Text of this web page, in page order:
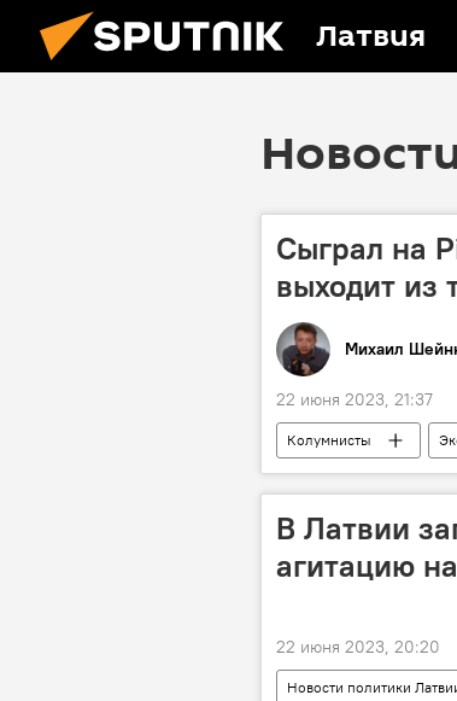
Латвия
Сыграл на
выходит из
Михаил
22 июня 2023, 21:37
Колумнисты
политика
В Латвии
агитацию
22 июня 2023, 20:20
Новости политики